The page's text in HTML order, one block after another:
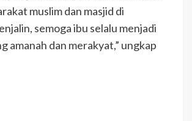
muslim dan masjid di
semoga ibu selalu menjadi
amanah dan merakyat,” ungkap